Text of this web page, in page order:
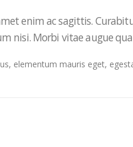
enim ac sagittis.
nisi. Morbi vitae augue
elementum mauris eget,